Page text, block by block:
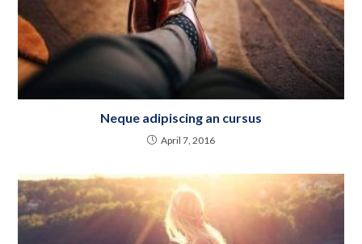
Neque adipiscing an cursus
April 7, 2016